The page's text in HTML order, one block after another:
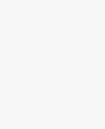
Tous les produits